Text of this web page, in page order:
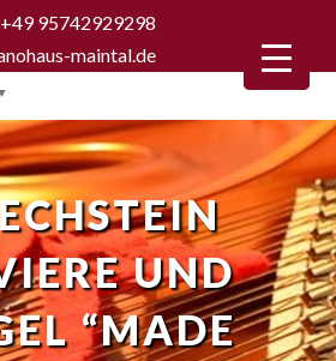
+49 95742929298
maintal.de
UND
“MADE